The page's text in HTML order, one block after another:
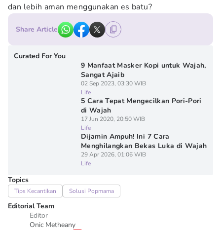
dan lebih aman menggunakan es batu?
Share Article
Curated For You
9 Manfaat Masker Kopi untuk Wajah,
Sangat Ajaib
02 Sep 2023, 03:30 WIB
Life
5 Cara Tepat Mengecilkan Pori-Pori
di Wajah
17 Jun 2020, 20:50 WIB
Life
Dijamin Ampuh! Ini 7 Cara
Menghilangkan Bekas Luka di Wajah
29 Apr 2026, 01:06 WIB
Life
Topics
Tips Kecantikan Solusi Popmama
Editorial Team
Editor
Onic Metheany